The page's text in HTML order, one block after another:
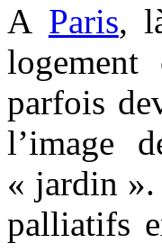
A Paris,
logement
parfois
l’image
« jardin ».
palliatifs